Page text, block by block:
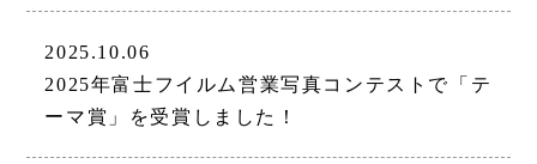
2025.10.06
2025年富士フイルム営業写真コンテストで「テ
ーマ賞」を受賞しました！